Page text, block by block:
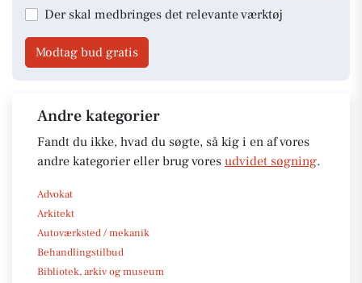
Der skal medbringes det relevante værktøj
Modtag bud gratis
Andre kategorier
Fandt du ikke, hvad du søgte, så kig i en af vores
andre kategorier eller brug vores udvidet søgning.
Advokat
Arkitekt
Autoværksted / mekanik
Behandlingstilbud
Bibliotek, arkiv og museum